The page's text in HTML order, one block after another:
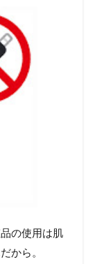
の使用は肌
から。